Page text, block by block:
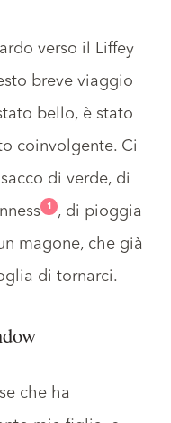
verso il Liffey
breve viaggio
bello, è stato
coinvolgente. Ci
di verde, di
1
, di pioggia
magone, che già
di tornarci.
che ha